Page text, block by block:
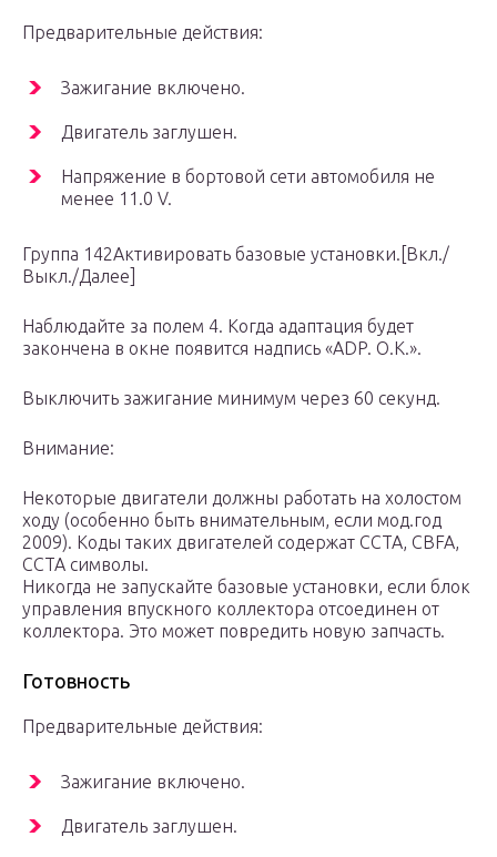
Предварительные действия:
Зажигание включено.
Двигатель заглушен.
Напряжение в бортовой сети автомобиля не
менее 11.0 V.
Группа 142Активировать базовые установки.[Вкл./
Выкл./Далее]
Наблюдайте за полем 4. Когда адаптация будет
закончена в окне появится надпись «ADP. O.K.».
Выключить зажигание минимум через 60 секунд.
Внимание:
Некоторые двигатели должны работать на холостом
ходу (особенно быть внимательным, если мод.год
2009). Коды таких двигателей содержат CCTA, CBFA,
CCTA символы.
Никогда не запускайте базовые установки, если блок
управления впускного коллектора отсоединен от
коллектора. Это может повредить новую запчасть.
Готовность
Предварительные действия:
Зажигание включено.
Двигатель заглушен.